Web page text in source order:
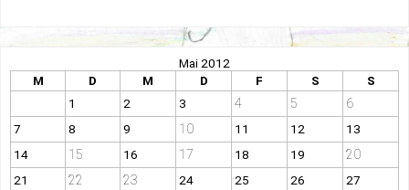
Mai 2012
M
D M D F S
S
1
2 3 4 5 6
7 8 9 10 11 12
13
14
15 16 17 18 19 20
21 22 23 24 25 26
27